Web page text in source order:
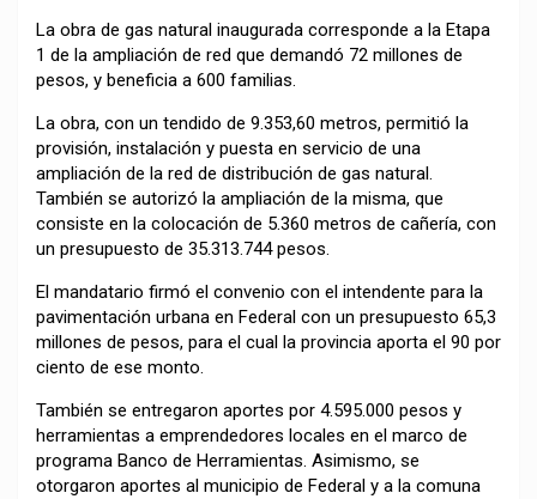
La obra de gas natural inaugurada corresponde a la Etapa
1 de la ampliación de red que demandó 72 millones de
pesos, y beneficia a 600 familias.
La obra, con un tendido de 9.353,60 metros, permitió la
provisión, instalación y puesta en servicio de una
ampliación de la red de distribución de gas natural.
También se autorizó la ampliación de la misma, que
consiste en la colocación de 5.360 metros de cañería, con
un presupuesto de 35.313.744 pesos.
El mandatario firmó el convenio con el intendente para la
pavimentación urbana en Federal con un presupuesto 65,3
millones de pesos, para el cual la provincia aporta el 90 por
ciento de ese monto.
También se entregaron aportes por 4.595.000 pesos y
herramientas a emprendedores locales en el marco de
programa Banco de Herramientas. Asimismo, se
otorgaron aportes al municipio de Federal y a la comuna